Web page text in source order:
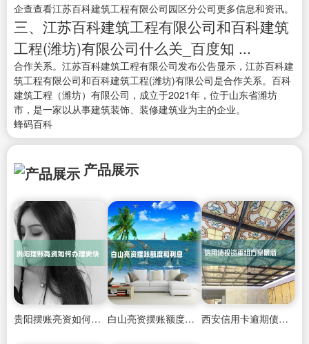
企查查看江苏百科建筑工程有限公司园区分公司更多信息和资讯。
三、江苏百科建筑工程有限公司和百科建筑
工程(潍坊)有限公司什么关_百度知 ...
合作关系。江苏百科建筑工程有限公司发布公告显示，江苏百科建
筑工程有限公司和百科建筑工程(潍坊)有限公司是合作关系。百科
建筑工程（潍坊）有限公司，成立于2021年，位于山东省潍坊
市，是一家以从事建筑装饰、装修建筑业为主的企业。
蜂码百科
产品展示
贵阳摆账亮资如何办理更快 白山亮资摆账额度和利息 西安信用卡逾期债务重组公司地址